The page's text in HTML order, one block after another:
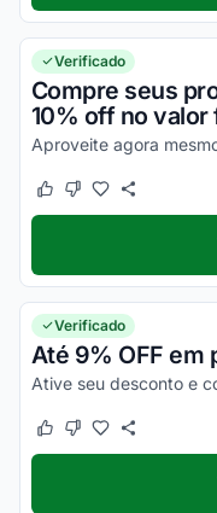
Verificado
Compre seus
10% off no valor
Este cupom funcionou
Este cupom não
Verificado
Até 9% OFF em
Ative seu desconto e
Este cupom funcionou
Este cupom não